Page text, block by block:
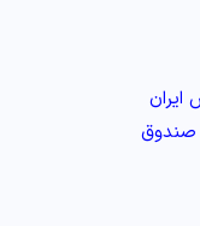
صندوق